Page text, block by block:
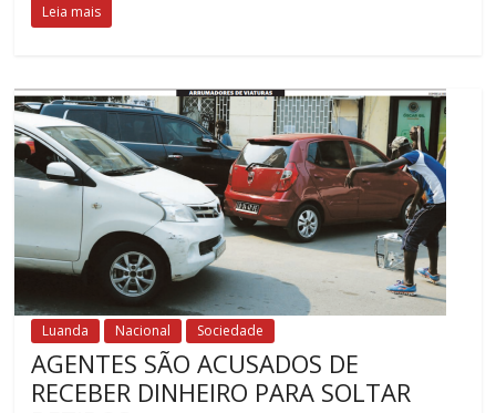
Leia mais
Luanda Nacional Sociedade
AGENTES SÃO ACUSADOS DE
RECEBER DINHEIRO PARA SOLTAR